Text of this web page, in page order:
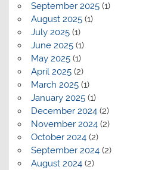
September 2025(1)
August 2025(1)
July 2025(1)
June 2025(1)
May 2025(1)
April 2025(2)
March 2025(1)
January 2025(1)
December 2024(2)
November 2024(2)
October 2024(2)
September 2024(2)
August 2024(2)